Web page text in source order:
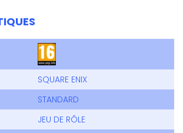
SQUARE ENIX
STANDARD
JEU DE RÔLE